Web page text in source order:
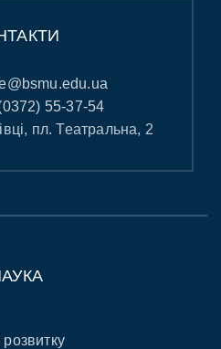
55-37-54
пл. Театральна, 2